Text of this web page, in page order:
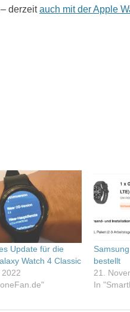
derzeitauch mit der Apple
Update für die
Watch 4 Classic
bestellt
21.
In